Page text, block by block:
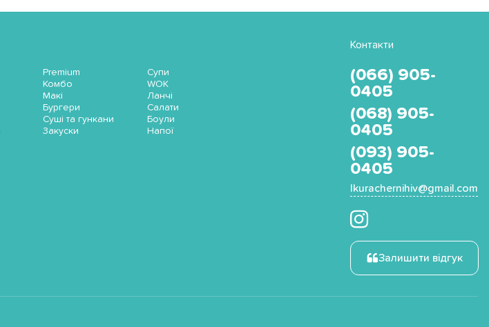
Premium
Комбо
Макі
Бургери
Суші та гункани
Закуски
Супи
WOK
Ланчі
Салати
Боули
Напої
Контакти
(066) 905-
0405
(068) 905-
0405
(093) 905-
0405
Ikurachernihiv@gmail.com
Залишити відгук